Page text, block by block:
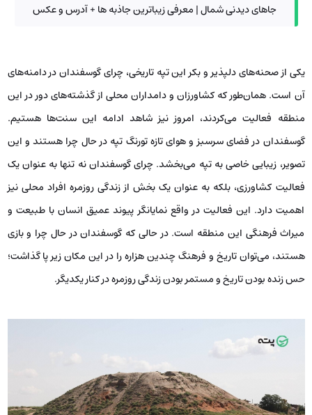
جاهای دیدنی شمال | معرفی زیباترین جاذبه ها + آدرس و عکس
یکی از صحنه‌های دلپذیر و بکر این تپه تاریخی، چرای گوسفندان در دامنه‌های
آن است. همان‌طور که کشاورزان و دامداران محلی از گذشته‌های دور در این
منطقه فعالیت می‌کردند، امروز نیز شاهد ادامه این سنت‌‌ها هستیم.
گوسفندان در فضای سرسبز و هوای تازه تورنگ تپه در حال چرا هستند و این
تصویر، زیبایی خاصی به تپه می‌بخشد. چرای گوسفندان نه تنها به عنوان یک
فعالیت کشاورزی، بلکه به عنوان یک بخش از زندگی روزمره افراد محلی نیز
اهمیت دارد. این فعالیت در واقع نمایانگر پیوند عمیق انسان با طبیعت و
میراث فرهنگی این منطقه است. در حالی که گوسفندان در حال چرا و بازی
هستند، می‌توان تاریخ و فرهنگ چندین هزاره را در این مکان زیر پا گذاشت؛
حس زنده بودن تاریخ و مستمر بودن زندگی روزمره در کنار یکدیگر.